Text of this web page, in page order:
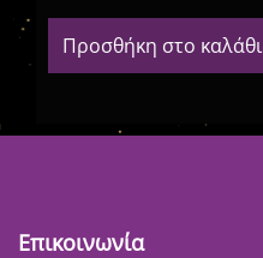
Προσθήκη στο καλάθι
Επικοινωνία